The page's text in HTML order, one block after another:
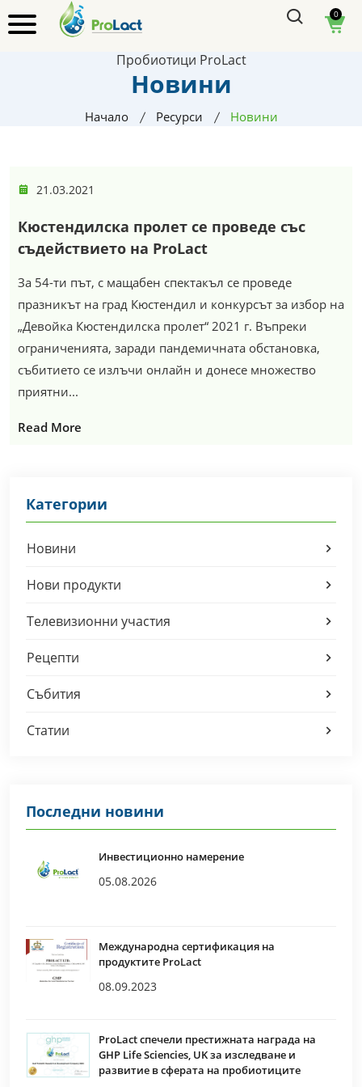
0
Пробиотици ProLact
Новини
Начало Ресурси Новини
21.03.2021
Кюстендилска пролет се проведе със
съдействието на ProLact
За 54-ти път, с мащабен спектакъл се проведе
празникът на град Кюстендил и конкурсът за избор на
„Девойка Кюстендилска пролет“ 2021 г. Въпреки
ограниченията, заради пандемичната обстановка,
събитието се излъчи онлайн и донесе множество
приятни...
Read More
Категории
Новини
Нови продукти
Телевизионни участия
Рецепти
Събития
Статии
Последни новини
Инвестиционно намерение
05.08.2026
Международна сертификация на
продуктите ProLact
08.09.2023
ProLact спечели престижната награда на
GHP Life Sciencies, UK за изследване и
развитие в сферата на пробиотиците